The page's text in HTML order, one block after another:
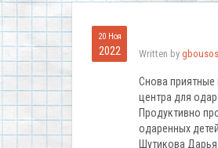
20 Ноя
2022 Written by
Снова приятные
центра для
Продуктивно
одаренных
Шутикова